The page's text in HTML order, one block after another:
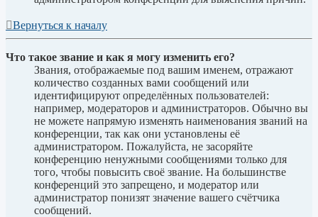
Вернуться к началу
Что такое звание и как я могу изменить его?
Звания, отображаемые под вашим именем, отражают
количество созданных вами сообщений или
идентифицируют определённых пользователей:
например, модераторов и администраторов. Обычно вы
не можете напрямую изменять наименования званий на
конференции, так как они установлены её
администратором. Пожалуйста, не засоряйте
конференцию ненужными сообщениями только для
того, чтобы повысить своё звание. На большинстве
конференций это запрещено, и модератор или
администратор понизят значение вашего счётчика
сообщений.